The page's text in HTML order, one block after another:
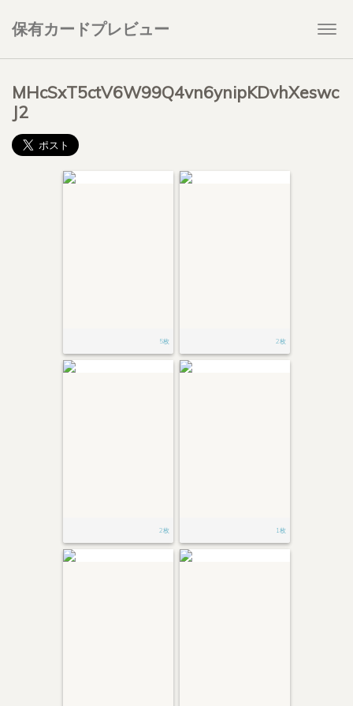
保有カードプレビュー
MHcSxT5ctV6W99Q4vn6ynipKDvhXeswc
J2
5枚 2枚
2枚 1枚